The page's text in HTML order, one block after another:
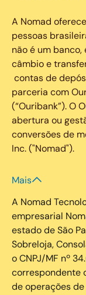
A Nomad
pessoas
não é um
câmbio e
contas de
parceria com
(“Ouribank”). O
abertura ou
conversões de
Inc. ("Nomad").
Mais
A Nomad
empresarial
estado de São
Sobreloja,
o CNPJ/MF nº
correspondente
de operações